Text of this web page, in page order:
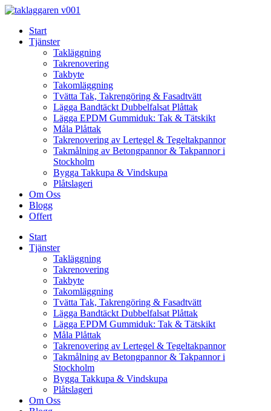
Skip
contentStart
Tjänster
Takläggning
Takrenovering
Takbyte
Takomläggning
Tvätta Tak, Takrengöring & Fasadtvätt
Lägga Bandtäckt Dubbelfalsat Plåttak
Lägga EPDM Gummiduk: Tak & Tätskikt
Måla Plåttak
Takrenovering av Lertegel & Tegeltakpannor
Takmålning av Betongpannor & Takpannor i
Stockholm
Bygga Takkupa & Vindskupa
Plåtslageri
Om Oss
Blogg
Offert
Start
Tjänster
Takläggning
Takrenovering
Takbyte
Takomläggning
Tvätta Tak, Takrengöring & Fasadtvätt
Lägga Bandtäckt Dubbelfalsat Plåttak
Lägga EPDM Gummiduk: Tak & Tätskikt
Måla Plåttak
Takrenovering av Lertegel & Tegeltakpannor
Takmålning av Betongpannor & Takpannor i
Stockholm
Bygga Takkupa & Vindskupa
Plåtslageri
Om Oss